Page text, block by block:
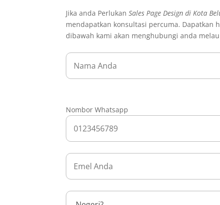
Jika anda PerlukanSales Page Design di Kota
mendapatkan konsultasi percuma. Dapatkan
dibawah kami akan menghubungi anda
Nombor Whatsapp